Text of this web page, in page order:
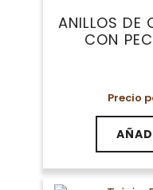
ANILLOS DE
CON
Precio